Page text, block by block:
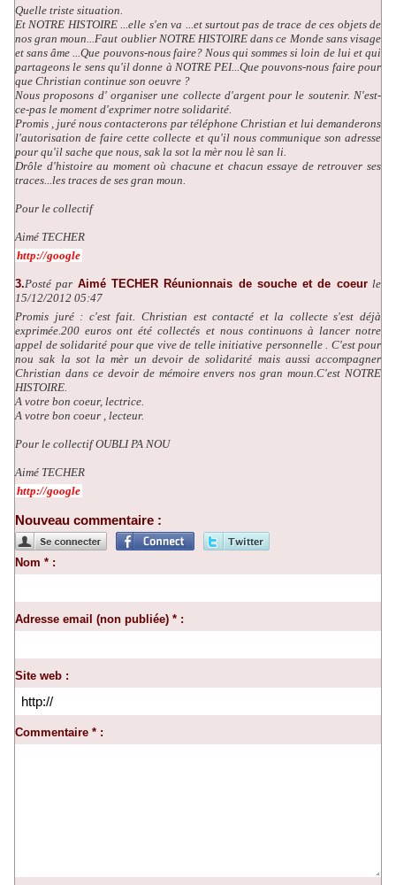
Quelle triste situation.
Et NOTRE HISTOIRE ...elle s'en va ...et surtout pas de trace de ces objets de
nos gran moun...Faut oublier NOTRE HISTOIRE dans ce Monde sans visage
et sans âme ...Que pouvons-nous faire? Nous qui sommes si loin de lui et qui
partageons le sens qu'il donne à NOTRE PEI...Que pouvons-nous faire pour
que Christian continue son oeuvre ?
Nous proposons d' organiser une collecte d'argent pour le soutenir. N'est-
ce-pas le moment d'exprimer notre solidarité.
Promis , juré nous contacterons par téléphone Christian et lui demanderons
l'autorisation de faire cette collecte et qu'il nous communique son adresse
pour qu'il sache que nous, sak la sot la mèr nou lè san li.
Drôle d'histoire au moment où chacune et chacun essaye de retrouver ses
traces...les traces de ses gran moun.
Pour le collectif
Aimé TECHER
http://google
3.Posté par Aimé TECHER Réunionnais de souche et de coeur le
15/12/2012 05:47
Promis juré : c'est fait. Christian est contacté et la collecte s'est déjà
exprimée.200 euros ont été collectés et nous continuons à lancer notre
appel de solidarité pour que vive de telle initiative personnelle . C'est pour
nou sak la sot la mèr un devoir de solidarité mais aussi accompagner
Christian dans ce devoir de mémoire envers nos gran moun.C'est NOTRE
HISTOIRE.
A votre bon coeur, lectrice.
A votre bon coeur , lecteur.
Pour le collectif OUBLI PA NOU
Aimé TECHER
http://google
Nouveau commentaire :
Nom * :
Adresse email (non publiée) * :
Site web :
Commentaire * :